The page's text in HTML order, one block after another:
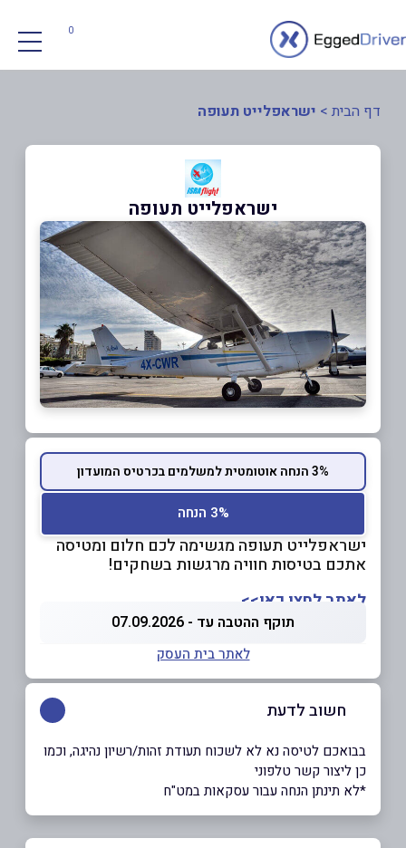
0
דף הבית > ישראפלייט תעופה
ישראפלייט תעופה
3% הנחה אוטומטית למשלמים בכרטיס המועדון
3% הנחה
ישראפלייט תעופה מגשימה לכם חלום ומטיסה
אתכם בטיסות חוויה מרגשות בשחקים!
לאתר לחצו כאן>>
תוקף ההטבה עד - 07.09.2026
לאתר בית העסק
חשוב לדעת
בבואכם לטיסה נא לא לשכוח תעודת זהות/רשיון נהיגה, וכמו
כן ליצור קשר טלפוני
*לא תינתן הנחה עבור עסקאות במט"ח